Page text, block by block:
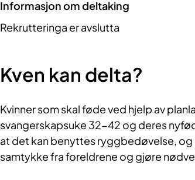
Informasjon om deltaking
Rekrutteringa er avslutta
Kven kan delta?
Kvinner som skal føde ved hjelp av
svangerskapsuke 32-42 og deres
at det kan benyttes ryggbedøvelse, og
samtykke fra foreldrene og gjøre